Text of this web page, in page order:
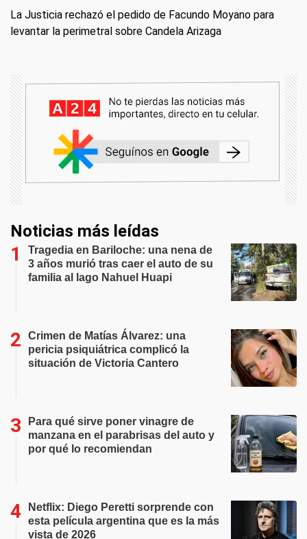
La Justicia rechazó el pedido de Facundo Moyano para
levantar la perimetral sobre Candela Arizaga
Noticias más leídas
Tragedia en Bariloche: una nena de
3 años murió tras caer el auto de su
familia al lago Nahuel Huapi
Crimen de Matías Álvarez: una
pericia psiquiátrica complicó la
situación de Victoria Cantero
Para qué sirve poner vinagre de
manzana en el parabrisas del auto y
por qué lo recomiendan
Netflix: Diego Peretti sorprende con
esta película argentina que es la más
vista de 2026